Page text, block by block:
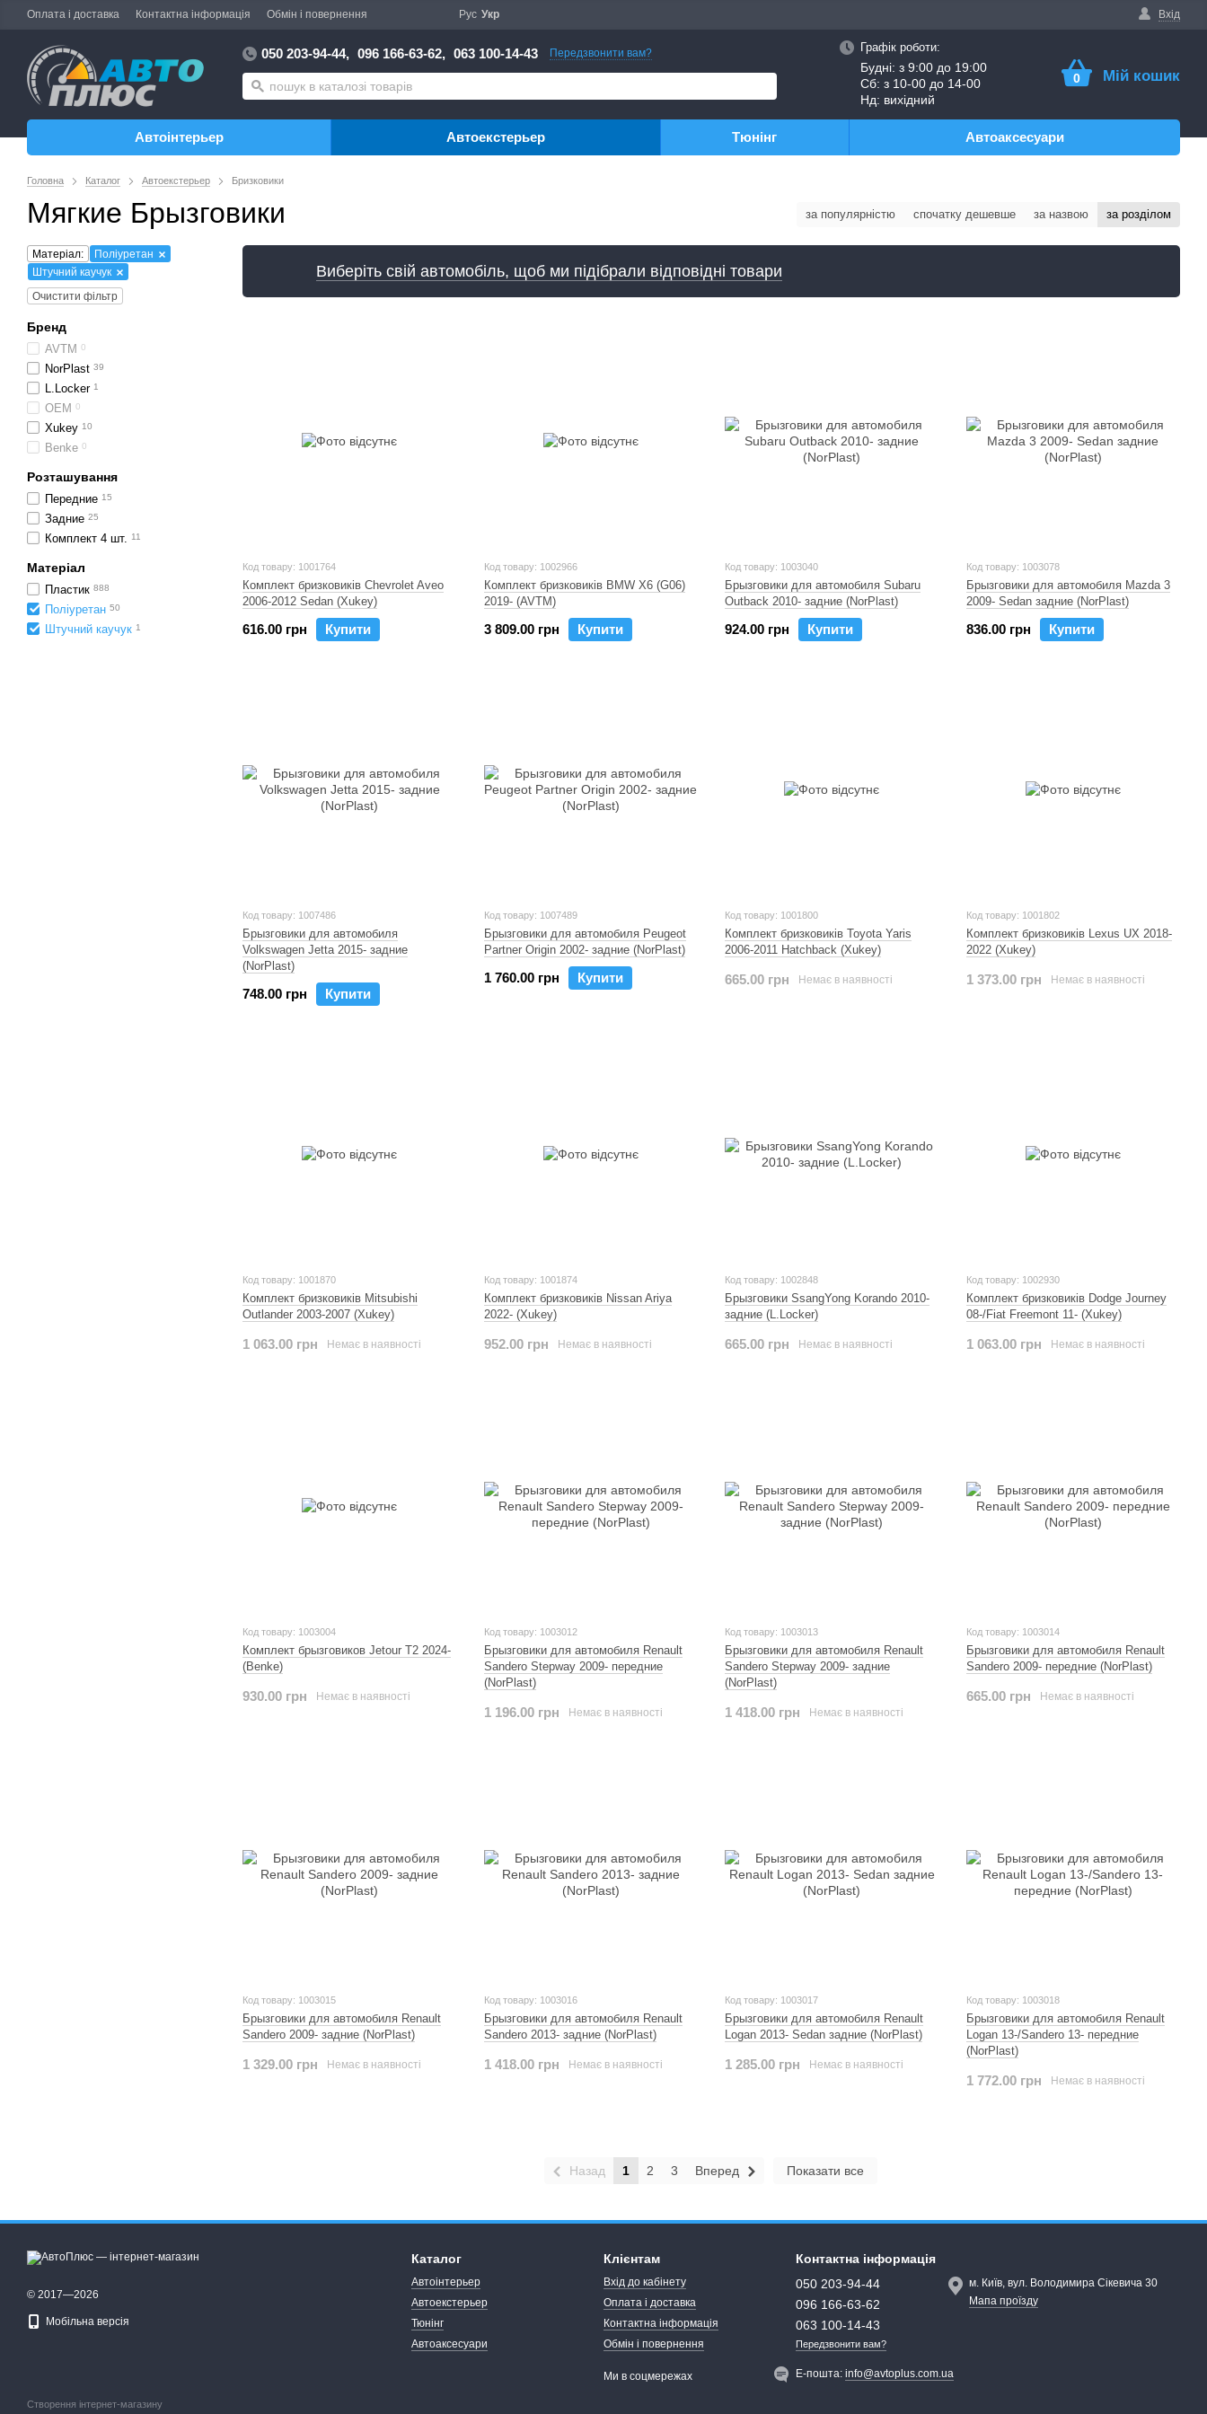
Оплата і доставка Контактна інформація Обмін і повернення Вхід
Рус Укр
050 203-94-44, 096 166-63-62, 063 100-14-43 Передзвонити вам? Графік роботи:
Будні: з 9:00 до 19:00
Сб: з 10-00 до 14-00
Нд: вихідний
0 Мій кошик
Автоінтерьер Автоекстерьер Тюнінг Автоаксесуари
Головна Каталог Автоекстерьер Бризковики
Мягкие Брызговики за популярністю спочатку дешевше за назвою за розділом
Виберіть свій автомобіль, щоб ми підібрали відповідні товари
Код товару: 1001764
Комплект бризковиків Chevrolet Aveo
2006-2012 Sedan (Xukey)
616.00 грн Купити
Код товару: 1002966
Комплект бризковиків BMW X6 (G06)
2019- (AVTM)
3 809.00 грн Купити
Код товару: 1003040
Брызговики для автомобиля Subaru
Outback 2010- задние (NorPlast)
924.00 грн Купити
Код товару: 1003078
Брызговики для автомобиля Mazda 3
2009- Sedan задние (NorPlast)
836.00 грн Купити
Код товару: 1007486
Брызговики для автомобиля
Volkswagen Jetta 2015- задние
(NorPlast)
748.00 грн Купити
Код товару: 1007489
Брызговики для автомобиля Peugeot
Partner Origin 2002- задние (NorPlast)
1 760.00 грн Купити
Код товару: 1001800
Комплект бризковиків Toyota Yaris
2006-2011 Hatchback (Xukey)
665.00 грн Немає в наявності
Код товару: 1001802
Комплект бризковиків Lexus UX 2018-
2022 (Xukey)
1 373.00 грн Немає в наявності
Код товару: 1001870
Комплект бризковиків Mitsubishi
Outlander 2003-2007 (Xukey)
1 063.00 грн Немає в наявності
Код товару: 1001874
Комплект бризковиків Nissan Ariya
2022- (Xukey)
952.00 грн Немає в наявності
Код товару: 1002848
Брызговики SsangYong Korando 2010-
задние (L.Locker)
665.00 грн Немає в наявності
Код товару: 1002930
Комплект бризковиків Dodge Journey
08-/Fiat Freemont 11- (Xukey)
1 063.00 грн Немає в наявності
Код товару: 1003004
Комплект брызговиков Jetour T2 2024-
(Benke)
930.00 грн Немає в наявності
Код товару: 1003012
Брызговики для автомобиля Renault
Sandero Stepway 2009- передние
(NorPlast)
1 196.00 грн Немає в наявності
Код товару: 1003013
Брызговики для автомобиля Renault
Sandero Stepway 2009- задние
(NorPlast)
1 418.00 грн Немає в наявності
Код товару: 1003014
Брызговики для автомобиля Renault
Sandero 2009- передние (NorPlast)
665.00 грн Немає в наявності
Код товару: 1003015
Брызговики для автомобиля Renault
Sandero 2009- задние (NorPlast)
1 329.00 грн Немає в наявності
Код товару: 1003016
Брызговики для автомобиля Renault
Sandero 2013- задние (NorPlast)
1 418.00 грн Немає в наявності
Код товару: 1003017
Брызговики для автомобиля Renault
Logan 2013- Sedan задние (NorPlast)
1 285.00 грн Немає в наявності
Код товару: 1003018
Брызговики для автомобиля Renault
Logan 13-/Sandero 13- передние
(NorPlast)
1 772.00 грн Немає в наявності
Назад 1 2 3 Вперед Показати все
Матеріал:
Поліуретан
Штучний каучук
Очистити фільтр
Бренд
AVTM 0
NorPlast 39
L.Locker 1
OEM 0
Xukey 10
Benke 0
Розташування
Передние 15
Задние 25
Комплект 4 шт. 11
Матеріал
Пластик 888
Поліуретан 50
Штучний каучук 1
© 2017—2026
Мобільна версія
Каталог
Автоінтерьер
Автоекстерьер
Тюнінг
Автоаксесуари
Клієнтам
Вхід до кабінету
Оплата і доставка
Контактна інформація
Обмін і повернення
Ми в соцмережах
Контактна інформація
050 203-94-44
096 166-63-62
063 100-14-43
Передзвонити вам?
м. Київ, вул. Володимира Сікевича 30
Мапа проїзду
Е-пошта:info@avtoplus.com.ua
Створення інтернет-магазину